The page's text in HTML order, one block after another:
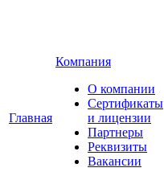
Главная
Компания
О компании
Сертификаты
и лицензии
Партнеры
Реквизиты
Вакансии